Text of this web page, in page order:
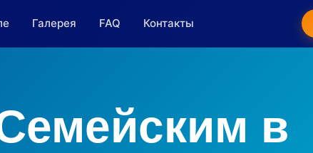
Галерея FAQ Контакты
в